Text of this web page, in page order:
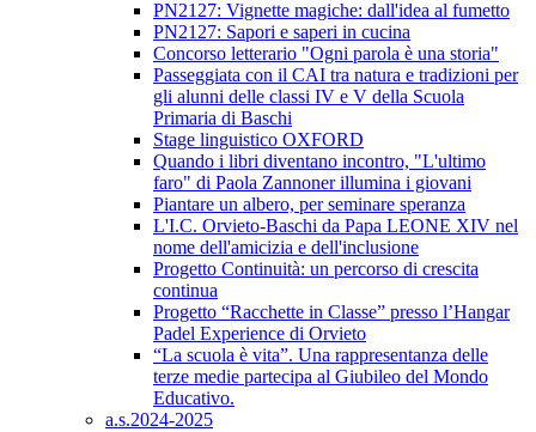
PN2127: Vignette magiche: dall'idea al fumetto
PN2127: Sapori e saperi in cucina
Concorso letterario "Ogni parola è una storia"
Passeggiata con il CAI tra natura e tradizioni per
gli alunni delle classi IV e V della Scuola
Primaria di Baschi
Stage linguistico OXFORD
Quando i libri diventano incontro, "L'ultimo
faro" di Paola Zannoner illumina i giovani
Piantare un albero, per seminare speranza
L'I.C. Orvieto-Baschi da Papa LEONE XIV nel
nome dell'amicizia e dell'inclusione
Progetto Continuità: un percorso di crescita
continua
Progetto “Racchette in Classe” presso l’Hangar
Padel Experience di Orvieto
“La scuola è vita”. Una rappresentanza delle
terze medie partecipa al Giubileo del Mondo
Educativo.
a.s.2024-2025